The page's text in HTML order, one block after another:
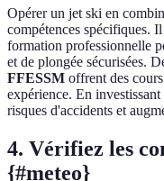
Opérer un jet ski en
compétences spécifiques.
formation professionnelle
et de plongée sécurisées.
FFESSM offrent des
expérience. En
risques d'accidents et
4. Vérifiez les
{#meteo}